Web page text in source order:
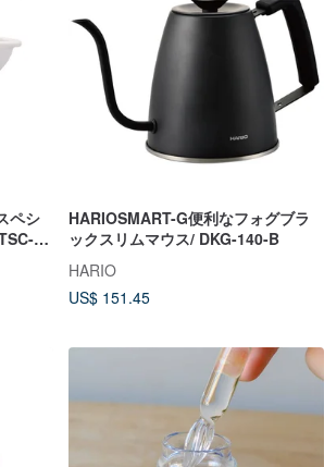
ペシ
HARIOSMART-G便利なフォグブラ
ックスリムマウス/ DKG-140-B
HARIO
US$ 151.45